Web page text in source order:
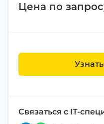
Цена по
Связаться с IT-